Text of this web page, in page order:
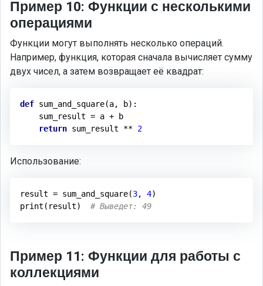
Пример 10: Функции с несколькими
операциями
Функции могут выполнять несколько операций.
Например, функция, которая сначала вычисляет сумму
двух чисел, а затем возвращает её квадрат:
def sum_and_square(a, b) :
    sum_result = a + b
return sum_result ** 2
Использование:
result = sum_and_square(3, 4)
print(result) # Выведет: 49
Пример 11: Функции для работы с
коллекциями